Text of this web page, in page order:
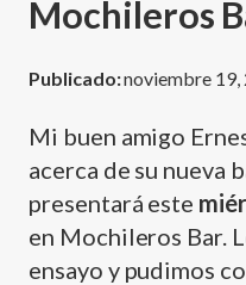
Mochileros
Publicado:noviembre 19,
Mi buen amigo
acerca de su nueva
presentará este
en Mochileros Bar.
ensayo y pudimos